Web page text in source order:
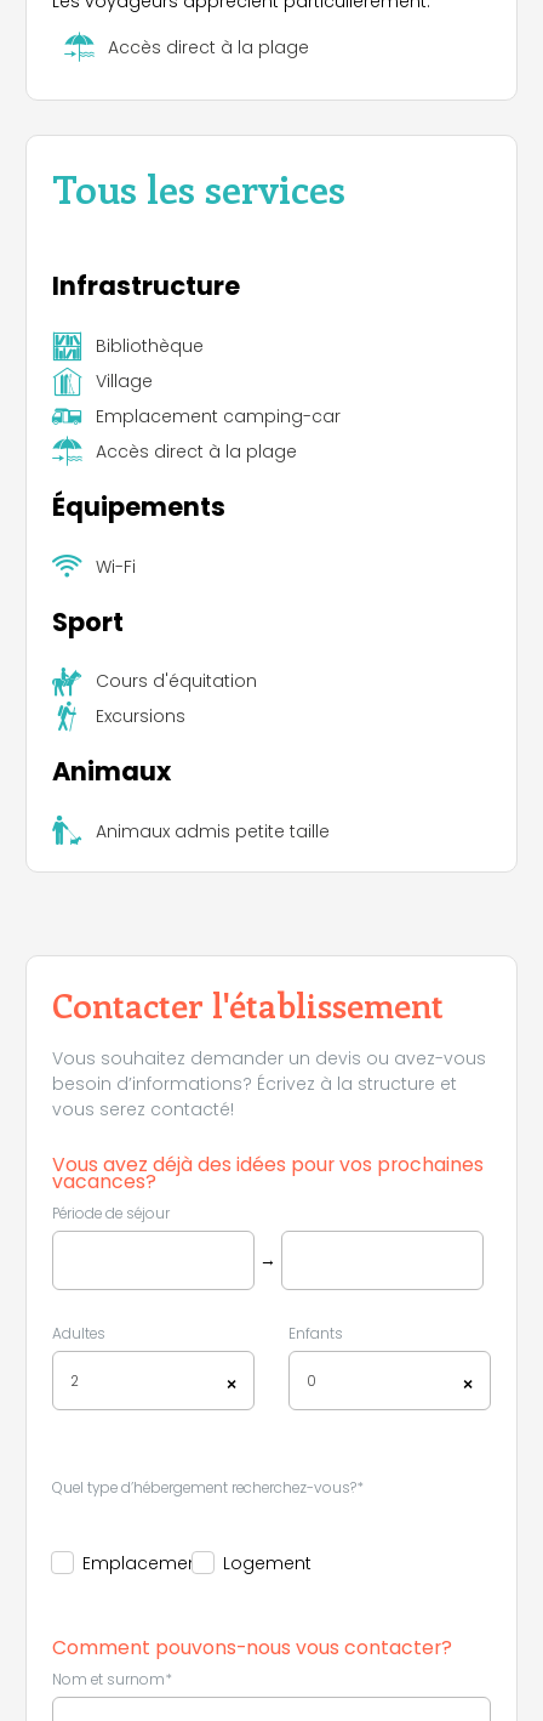
Accès direct à la plage
Tous les services
Infrastructure
Bibliothèque
Village
Emplacement camping-car
Accès direct à la plage
Équipements
Wi-Fi
Sport
Cours d'équitation
Excursions
Animaux
Animaux admis petite taille
Contacter l'établissement
Vous souhaitez demander un devis ou avez-vous
besoin d’informations? Écrivez à la structure et
vous serez contacté!
Vous avez déjà des idées pour vos prochaines
vacances?
Période de séjour
→
Adultes
×
2
Enfants
×
0
Quel type d’hébergement recherchez-vous?*
Emplacement Logement
Comment pouvons-nous vous contacter?
Nom et surnom*